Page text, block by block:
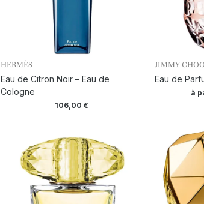
HERMÈS
Eau de Citron Noir – Eau de
Cologne
106,00€
JIMMY CHOO
Eau de
à